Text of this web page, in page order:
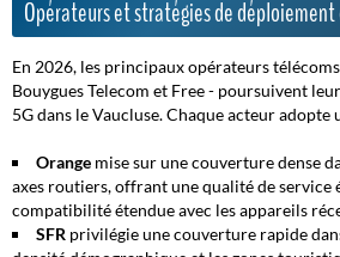
Opérateurs et stratégies de déploiement
En 2026, les principaux opérateurs
Bouygues Telecom et Free - poursuivent
5G dans le Vaucluse. Chaque acteur
Orange mise sur une couverture dense
axes routiers, offrant une qualité de service
compatibilité étendue avec les appareils
SFR privilégie une couverture rapide